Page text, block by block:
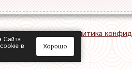
Обратная связь Политика
Сайта.
в Хорошо